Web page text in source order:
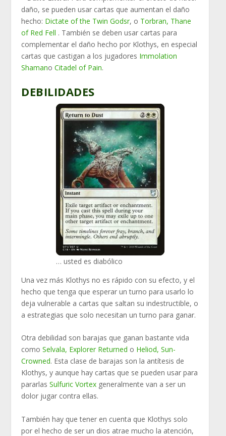
daño, se pueden usar cartas que aumentan el daño
hecho: Dictate of the Twin Godsr, o Torbran, Thane
of Red Fell . También se deben usar cartas para
complementar el daño hecho por Klothys, en especial
cartas que castigan a los jugadores Immolation
ShamanoCitadel of Pain.
DEBILIDADES
… usted es diabólico
Una vez más Klothys no es rápido con su efecto, y el
hecho que tenga que esperar un turno para usarlo lo
deja vulnerable a cartas que saltan su indestructible, o
a estrategias que solo necesitan un turno para ganar.
Otra debilidad son barajas que ganan bastante vida
comoSelvala, Explorer Returned o Heliod, Sun-
Crowned. Esta clase de barajas son la antítesis de
Klothys, y aunque hay cartas que se pueden usar para
pararlasSulfuric Vortex generalmente van a ser un
dolor jugar contra ellas.
También hay que tener en cuenta que Klothys solo
por el hecho de ser un dios atrae mucho la atención,